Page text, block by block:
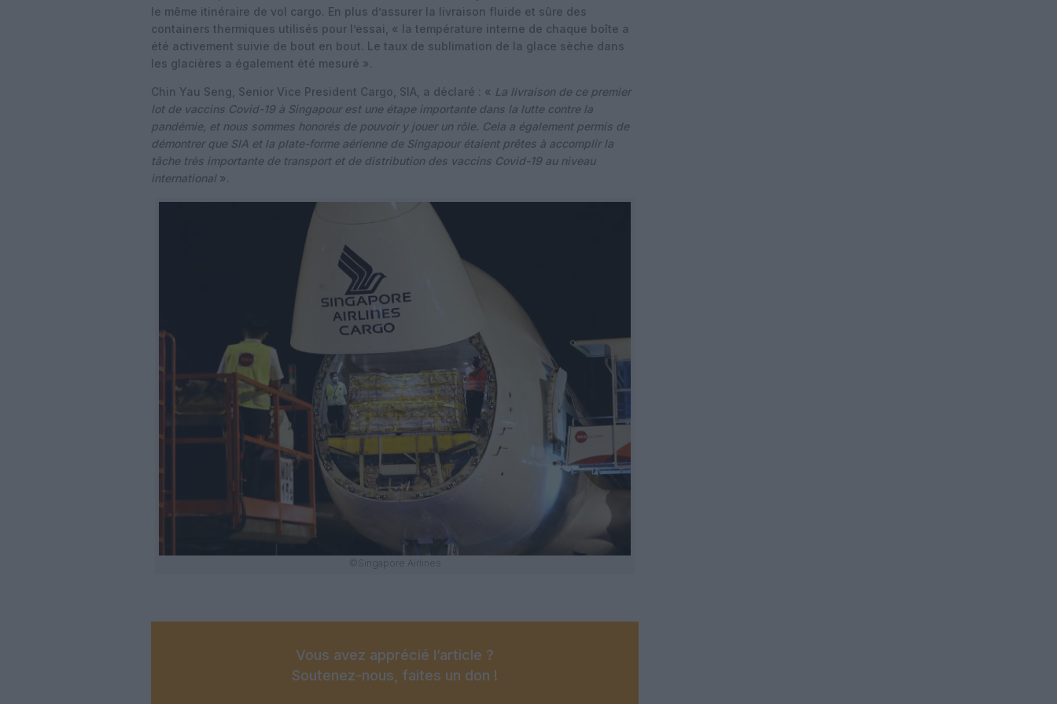
le même itinéraire de vol cargo. En plus d’assurer la livraison fluide et sûre des
containers thermiques utilisés pour l’essai, « la température interne de chaque boîte a
été activement suivie de bout en bout. Le taux de sublimation de la glace sèche dans
les glacières a également été mesuré ».
Chin Yau Seng, Senior Vice President Cargo, SIA, a déclaré : « La livraison de ce premier
lot de vaccins Covid-19 à Singapour est une étape importante dans la lutte contre la
pandémie, et nous sommes honorés de pouvoir y jouer un rôle. Cela a également permis de
démontrer que SIA et la plate-forme aérienne de Singapour étaient prêtes à accomplir la
tâche très importante de transport et de distribution des vaccins Covid-19 au niveau
international».
©Singapore Airlines
Vous avez apprécié l’article ?
Soutenez-nous, faites un don !